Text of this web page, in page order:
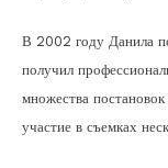
В 2002 году Данила
получил
множества
участие в съемках